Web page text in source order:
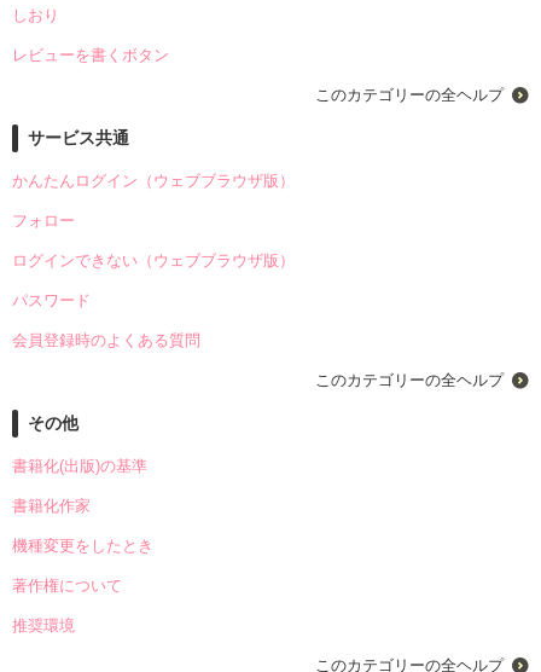
しおり
レビューを書くボタン
このカテゴリーの全ヘルプ
サービス共通
かんたんログイン（ウェブブラウザ版）
フォロー
ログインできない（ウェブブラウザ版）
パスワード
会員登録時のよくある質問
このカテゴリーの全ヘルプ
その他
書籍化(出版)の基準
書籍化作家
機種変更をしたとき
著作権について
推奨環境
このカテゴリーの全ヘルプ